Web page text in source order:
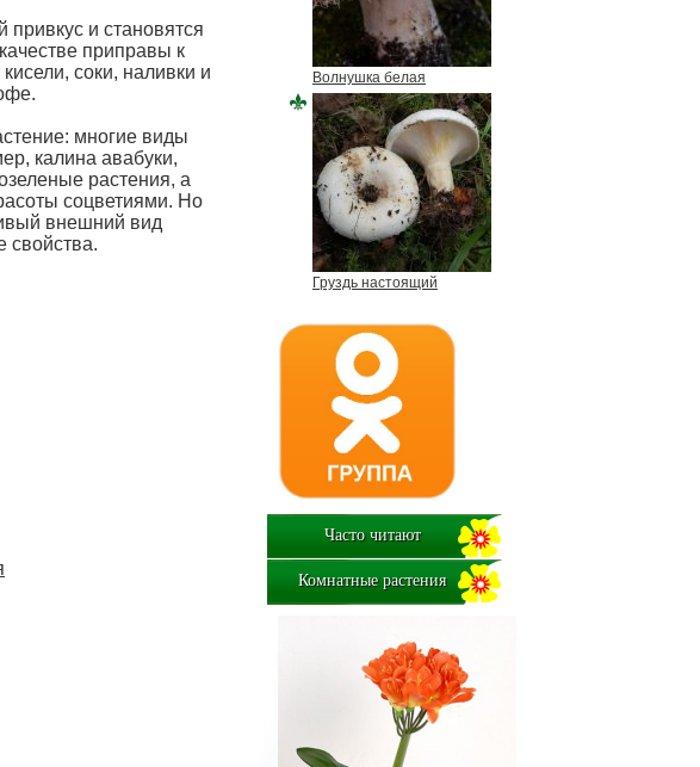
и становятся
приправы к
соки, наливки и
многие виды
калина авабуки,
растения, а
соцветиями. Но
внешний вид
свойства.
Волнушка белая
Груздь настоящий
Часто читают
Комнатные растения